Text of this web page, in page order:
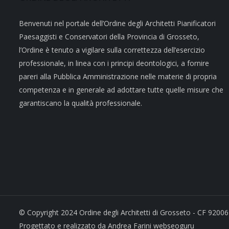
Benvenuti nel portale dell’Ordine degli Architetti Pianificatori
Paesaggisti e Conservatori della Provincia di Grosseto,
l’Ordine è tenuto a vigilare sulla correttezza dell’esercizio
professionale, in linea con i principi deontologici, a fornire
pareri alla Pubblica Amministrazione nelle materie di propria
competenza e in generale ad adottare tutte quelle misure che
garantiscano la qualità professionale.
© Copyright 2024 Ordine degli Architetti di Grosseto - CF
Progettato e realizzato da Andrea Farini webseoguru